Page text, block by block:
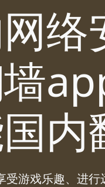
受游戏乐趣、进